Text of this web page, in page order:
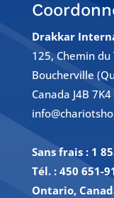
Drakkar
125, Chemin
Boucherville
Canada J4B 7K4
Sans frais : 1
Tél. : 450 651-
Ontario,